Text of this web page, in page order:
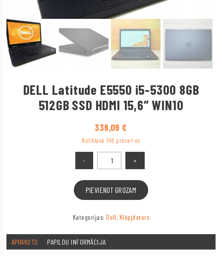
DELL Latitude E5550 i5-5300 8GB
512GB SSD HDMI 15,6″ WIN10
338,09€
Noliktavā 148 prece/-es
PIEVIENOT GROZAM
Kategorijas: Dell, Klēpjdators
APRAKSTS PAPILDU INFORMĀCIJA